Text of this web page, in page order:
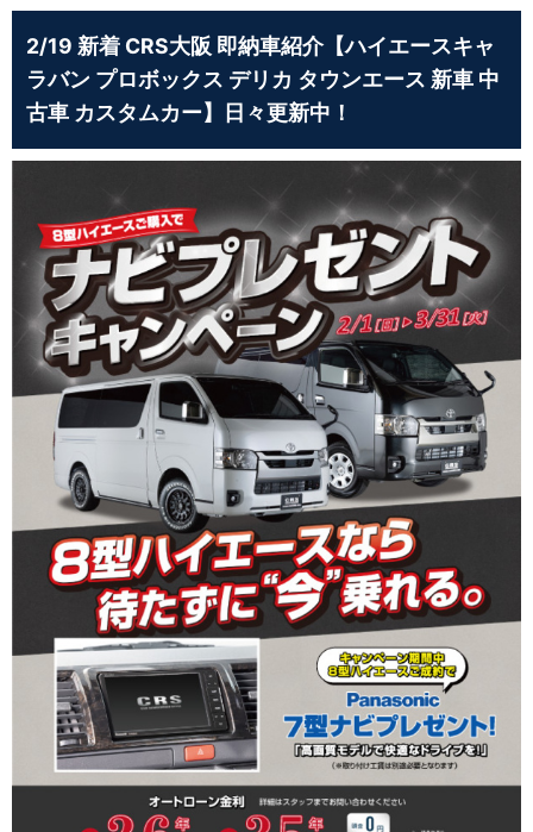
2/19 新着 CRS大阪 即納車紹介【ハイエースキャ
ラバン プロボックス デリカ タウンエース 新車 中
古車 カスタムカー】日々更新中！